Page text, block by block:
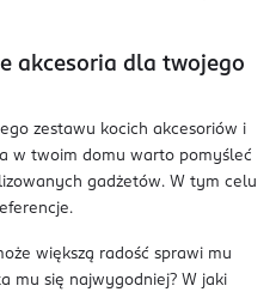
akcesoria dla twojego
zestawu kocich akcesoriów i
w twoim domu warto pomyśleć
gadżetów. W tym celu
większą radość sprawi mu
mu się najwygodniej? W jaki